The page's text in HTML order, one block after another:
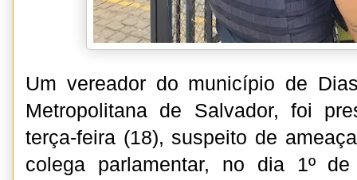
Um vereador do município de
Metropolitana de Salvador, foi
terça-feira (18), suspeito de
colega parlamentar, no dia 1º